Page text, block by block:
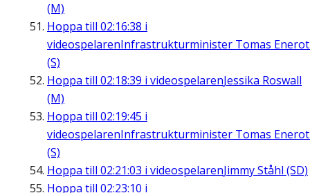
(M)
Hoppa till 02:16:38 i
videospelarenInfrastrukturminister Tomas
(S)
Hoppa till 02:18:39 i videospelarenJessika Roswall
(M)
Hoppa till 02:19:45 i
videospelarenInfrastrukturminister Tomas
(S)
Hoppa till 02:21:03 i videospelarenJimmy Ståhl (SD)
Hoppa till 02:23:10 i